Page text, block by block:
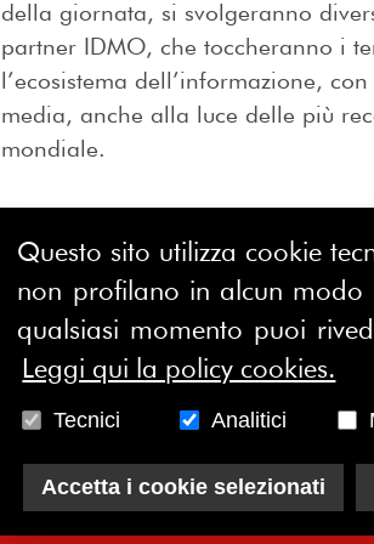
della giornata, si svolgeranno
partner IDMO, che toccheranno i
l’ecosistema dell’informazione,
media, anche alla luce delle più
mondiale.
Questo sito utilizza cookie
non profilano in alcun modo
qualsiasi momento puoi
Leggi qui la policy cookies.
Tecnici Analitici
Accetta i cookie selezionati